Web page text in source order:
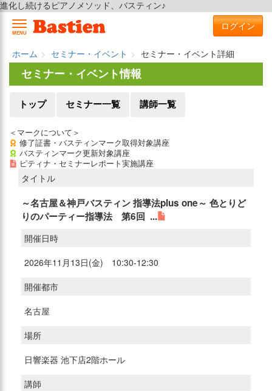
進化し続けるピアノメソッド、バスティン♪
MENU
ログイン
ホーム セミナー・イベント
セミナー・イベント詳細
セミナー・イベント情報
トップ セミナー一覧 講師一覧
＜マークについて＞
修了証書・バスティンマーク取得対象講座
バスティンマーク更新対象講座
ピティナ・セミナーレポート実施講座
タイトル
～名古屋＆神戸バスティン 指導法plus one～ 色とりど
りのパーティー指導法 第6回 ...
開催日時
2026年11月13日(金) 10:30-12:30
開催都市
名古屋
場所
日響楽器 池下店2階ホール
講師